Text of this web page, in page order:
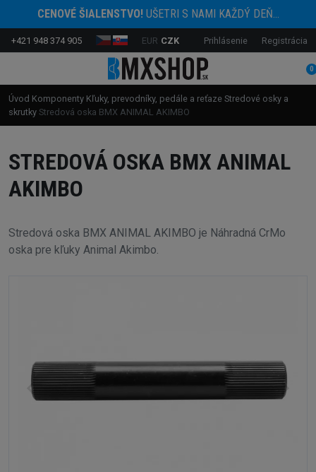
CENOVÉ ŠIALENSTVO!UŠETRI S NAMI KAŽDÝ DEŇ...
+421 948 374 905 EUR CZK Prihlásenie Registrácia
0
Úvod Komponenty Kľuky, prevodníky, pedále a reťaze Stredové osky a
skrutky Stredová oska BMX ANIMAL AKIMBO
STREDOVÁ OSKA BMX ANIMAL
AKIMBO
Stredová oska BMX ANIMAL AKIMBO je Náhradná CrMo
oska pre kľuky Animal Akimbo.